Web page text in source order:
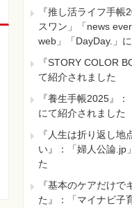
『推し活ライフ手帳
スワン」「news
web」「DayDay.」
『STORY COLOR
て紹介されました
『養生手帳2025』
にて紹介されました
『人生は折り返し地
い』：「婦人公論.jp
た
『基本のケアだけで
た』：「マイナビ子